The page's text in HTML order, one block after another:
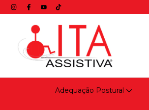
Adequação Postural